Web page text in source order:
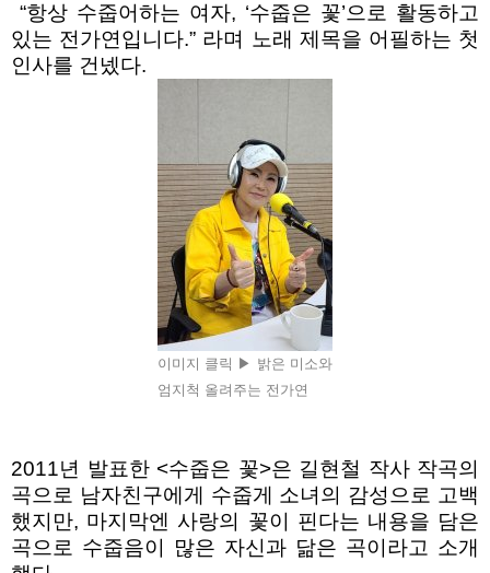
“항상 수줍어하는 여자, ‘수줍은 꽃’으로 활동하고
있는 전가연입니다.” 라며 노래 제목을 어필하는 첫
인사를 건넸다.
이미지 클릭 ▶ 밝은 미소와
엄지척 올려주는 전가연
2011년 발표한 <수줍은 꽃>은 길현철 작사 작곡의
곡으로 남자친구에게 수줍게 소녀의 감성으로 고백
했지만, 마지막엔 사랑의 꽃이 핀다는 내용을 담은
곡으로 수줍음이 많은 자신과 닮은 곡이라고 소개